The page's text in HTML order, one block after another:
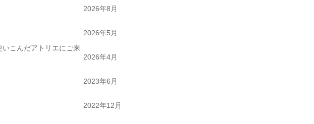
こんだアトリエにご来
2026年8月
2026年5月
2026年4月
2023年6月
2022年12月